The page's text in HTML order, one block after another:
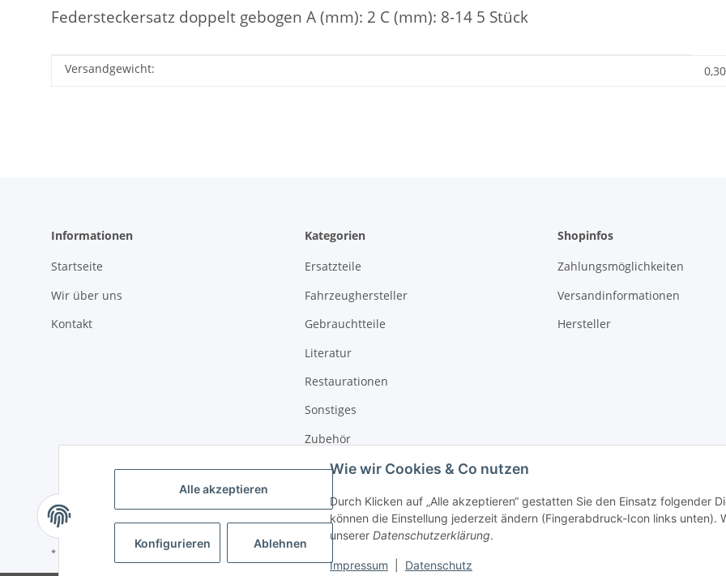
Alle akzeptieren
Konfigurieren Ablehnen
Wie wir Cookies & Co nutzen
Durch Klicken auf „Alle akzeptieren“ gestatten Sie den Einsatz folgender
können die Einstellung jederzeit ändern (Fingerabdruck-Icon links unten).
unserer Datenschutzerklärung.
Impressum Datenschutz
Federsteckersatz doppelt gebogen A (mm): 2 C (mm): 8-14 5 Stück
Produkteigenschaft
Wert
Versandgewicht:
Informationen
Startseite
Wir über uns
Kontakt
Kategorien
Ersatzteile
Fahrzeughersteller
Gebrauchtteile
Literatur
Restaurationen
Sonstiges
Zubehör
Shopinfos
Zahlungsmöglichkeiten
Versandinformationen
Hersteller
* Alle Preise inkl. gesetzlicher USt., zzgl.